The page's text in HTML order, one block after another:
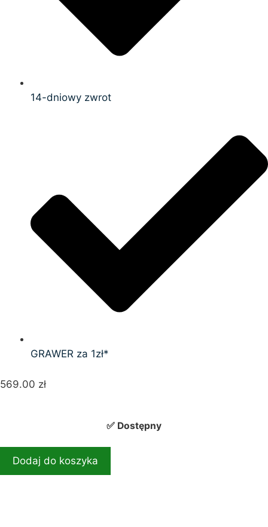
14-dniowy zwrot
GRAWER za 1zł*
569.00 zł
✅ Dostępny
Dodaj do koszyka